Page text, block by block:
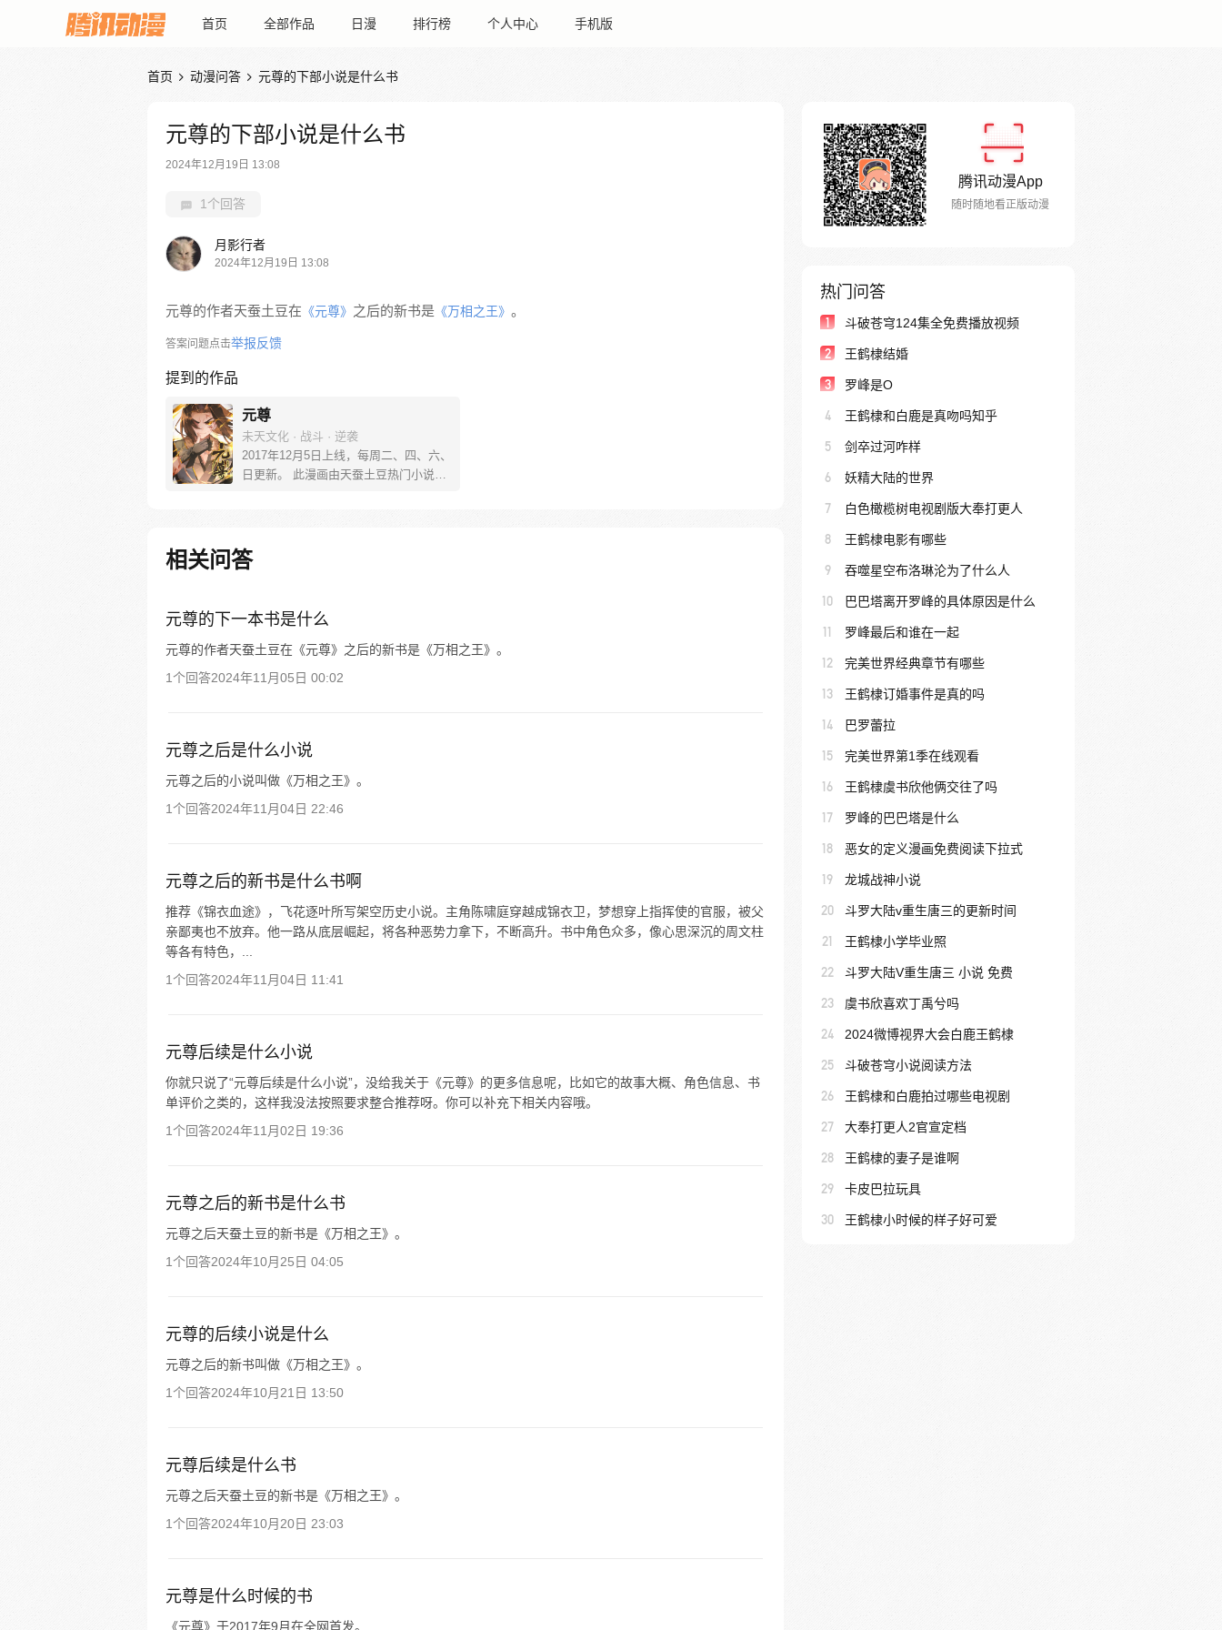
首页 全部作品 日漫 排行榜 个人中心 手机版
首页  动漫问答  元尊的下部小说是什么书
元尊的下部小说是什么书
2024年12月19日 13:08
1个回答
月影行者
2024年12月19日 13:08
元尊的作者天蚕土豆在 《元尊》 之后的新书是 《万相之王》 。
答案问题点击举报反馈
提到的作品
元尊
未天文化 · 战斗 · 逆袭
2017年12月5日上线，每周二、四、六、
日更新。 此漫画由天蚕土豆热门小说
起？！
相关问答
元尊的下一本书是什么
元尊的作者天蚕土豆在《元尊》之后的新书是《万相之王》。
1个回答2024年11月05日 00:02
元尊之后是什么小说
元尊之后的小说叫做《万相之王》。
1个回答2024年11月04日 22:46
元尊之后的新书是什么书啊
推荐《锦衣血途》，飞花逐叶所写架空历史小说。主角陈啸庭穿越成锦衣卫，梦想穿上指挥使的官服，被父
亲鄙夷也不放弃。他一路从底层崛起，将各种恶势力拿下，不断高升。书中角色众多，像心思深沉的周文柱
等各有特色，...
1个回答2024年11月04日 11:41
元尊后续是什么小说
你就只说了“元尊后续是什么小说”，没给我关于《元尊》的更多信息呢，比如它的故事大概、角色信息、书
单评价之类的，这样我没法按照要求整合推荐呀。你可以补充下相关内容哦。
1个回答2024年11月02日 19:36
元尊之后的新书是什么书
元尊之后天蚕土豆的新书是《万相之王》。
1个回答2024年10月25日 04:05
元尊的后续小说是什么
元尊之后的新书叫做《万相之王》。
1个回答2024年10月21日 13:50
元尊后续是什么书
元尊之后天蚕土豆的新书是《万相之王》。
1个回答2024年10月20日 23:03
元尊是什么时候的书
《元尊》于2017年9月在全网首发。
腾讯动漫App
随时随地看正版动漫
热门问答
1 斗破苍穹124集全免费播放视频
2 王鹤棣结婚
3 罗峰是O
4 王鹤棣和白鹿是真吻吗知乎
5 剑卒过河咋样
6 妖精大陆的世界
7 白色橄榄树电视剧版大奉打更人
8 王鹤棣电影有哪些
9 吞噬星空布洛琳沦为了什么人
10 巴巴塔离开罗峰的具体原因是什么
11 罗峰最后和谁在一起
12 完美世界经典章节有哪些
13 王鹤棣订婚事件是真的吗
14 巴罗蕾拉
15 完美世界第1季在线观看
16 王鹤棣虞书欣他俩交往了吗
17 罗峰的巴巴塔是什么
18 恶女的定义漫画免费阅读下拉式
19 龙城战神小说
20 斗罗大陆v重生唐三的更新时间
21 王鹤棣小学毕业照
22 斗罗大陆V重生唐三 小说 免费
23 虞书欣喜欢丁禹兮吗
24 2024微博视界大会白鹿王鹤棣
25 斗破苍穹小说阅读方法
26 王鹤棣和白鹿拍过哪些电视剧
27 大奉打更人2官宣定档
28 王鹤棣的妻子是谁啊
29 卡皮巴拉玩具
30 王鹤棣小时候的样子好可爱